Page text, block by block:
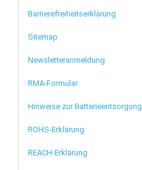
Barrierefreiheitserklärung
Sitemap
Newsletteranmeldung
RMA-Formular
Hinweise zur Batterieentsorgung
ROHS-Erklärung
REACH-Erklärung